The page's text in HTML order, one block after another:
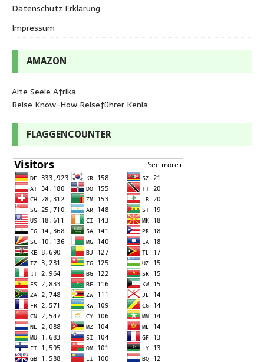
Datenschutz Erklärung
Impressum
AMAZON
Alte Seele Afrika
Reise Know-How Reiseführer Kenia
FLAGGENCOUNTER